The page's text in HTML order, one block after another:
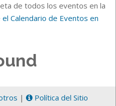
de todos los eventos en la
el Calendario de Eventos en
|
Política del Sitio